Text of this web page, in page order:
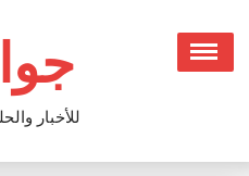
content
للأخبار